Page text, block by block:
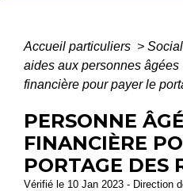
Accueil particuliers >
aides aux personnes âgées
financière pour payer le
PERSONNE
FINANCIÈRE
PORTAGE DES
Vérifié le 10 Jan 2023 - Direction